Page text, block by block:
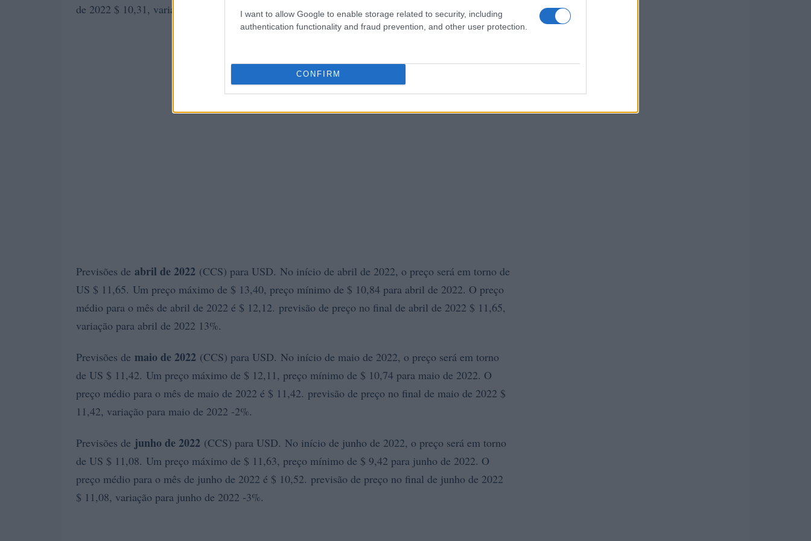
I want to allow Google to enable storage related to security, including
authentication functionality and fraud prevention, and other user protection.
CONFIRM
de 2022 $ 10,31, variação para março de 2022 -8%.
Previsões de abril de 2022 (CCS) para USD. No início de abril de 2022, o preço será em torno de
US $ 11,65. Um preço máximo de $ 13,40, preço mínimo de $ 10,84 para abril de 2022. O preço
médio para o mês de abril de 2022 é $ 12,12. previsão de preço no final de abril de 2022 $ 11,65,
variação para abril de 2022 13%.
Previsões de maio de 2022 (CCS) para USD. No início de maio de 2022, o preço será em torno
de US $ 11,42. Um preço máximo de $ 12,11, preço mínimo de $ 10,74 para maio de 2022. O
preço médio para o mês de maio de 2022 é $ 11,42. previsão de preço no final de maio de 2022 $
11,42, variação para maio de 2022 -2%.
Previsões de junho de 2022 (CCS) para USD. No início de junho de 2022, o preço será em torno
de US $ 11,08. Um preço máximo de $ 11,63, preço mínimo de $ 9,42 para junho de 2022. O
preço médio para o mês de junho de 2022 é $ 10,52. previsão de preço no final de junho de 2022
$ 11,08, variação para junho de 2022 -3%.